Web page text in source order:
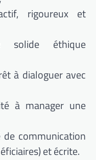
rigoureux et
solide éthique
à dialoguer avec
à manager une
communication
et écrite.